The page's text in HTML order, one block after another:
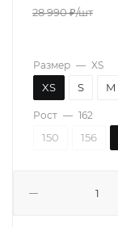
28 990₽/шт
Размер — XS
XS S M
Рост — 162
150 156